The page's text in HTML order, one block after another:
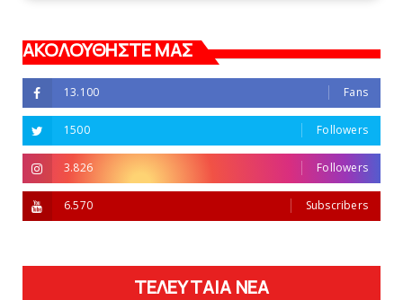
ΑΚΟΛΟΥΘΗΣΤΕ ΜΑΣ
13.100 Fans
1500 Followers
3.826 Followers
6.570 Subscribers
ΤΕΛΕΥΤΑΙΑ ΝΕΑ